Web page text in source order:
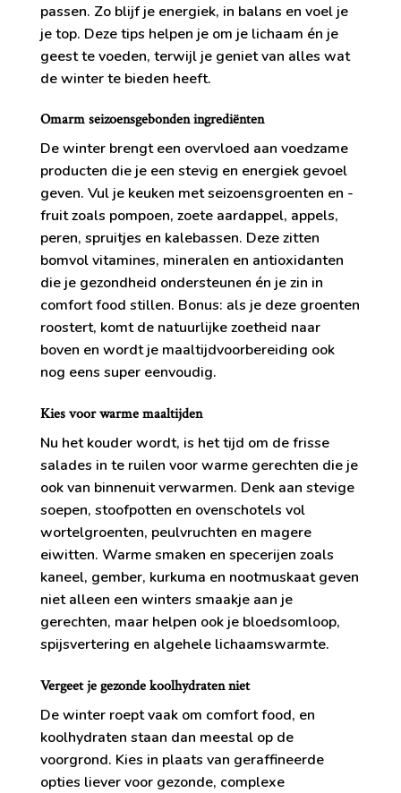
passen. Zo blijf je energiek, in balans en voel je
je top. Deze tips helpen je om je lichaam én je
geest te voeden, terwijl je geniet van alles wat
de winter te bieden heeft.
Omarm seizoensgebonden ingrediënten
De winter brengt een overvloed aan voedzame
producten die je een stevig en energiek gevoel
geven. Vul je keuken met seizoensgroenten en -
fruit zoals pompoen, zoete aardappel, appels,
peren, spruitjes en kalebassen. Deze zitten
bomvol vitamines, mineralen en antioxidanten
die je gezondheid ondersteunen én je zin in
comfort food stillen. Bonus: als je deze groenten
roostert, komt de natuurlijke zoetheid naar
boven en wordt je maaltijdvoorbereiding ook
nog eens super eenvoudig.
Kies voor warme maaltijden
Nu het kouder wordt, is het tijd om de frisse
salades in te ruilen voor warme gerechten die je
ook van binnenuit verwarmen. Denk aan stevige
soepen, stoofpotten en ovenschotels vol
wortelgroenten, peulvruchten en magere
eiwitten. Warme smaken en specerijen zoals
kaneel, gember, kurkuma en nootmuskaat geven
niet alleen een winters smaakje aan je
gerechten, maar helpen ook je bloedsomloop,
spijsvertering en algehele lichaamswarmte.
Vergeet je gezonde koolhydraten niet
De winter roept vaak om comfort food, en
koolhydraten staan dan meestal op de
voorgrond. Kies in plaats van geraffineerde
opties liever voor gezonde, complexe